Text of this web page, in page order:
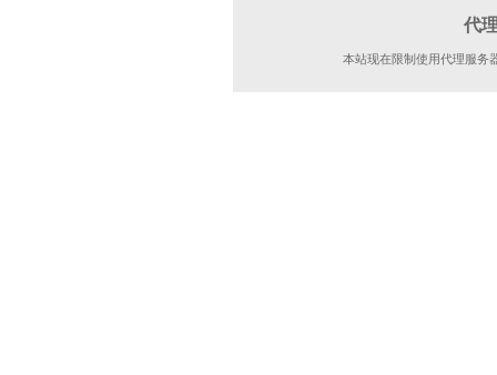
代
本站现在限制使用代理服务